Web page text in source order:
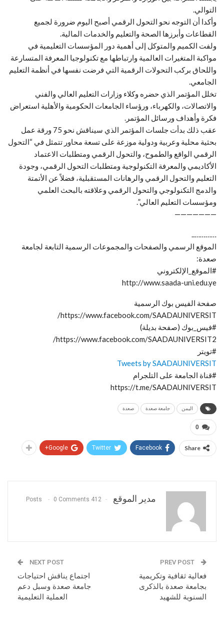
التوالي.
وأكدا أن التوجه نحو التحول الرقمي أصبح اليوم ضرورة لجميع
القطاعات وأبرزها الصحة والتعليم والخدمات المالية.
ولفت الكميم والمتوكل إلى أهمية دور المؤسسات التعليمية في
مواكبة المتغيرات العالمية وارتباطها مع تكنولوجيا المعرفة المتسارعة
واللحاق بركب التحولات الرقمية التي فرضت نفسها في أنظمة التعليم
الجامعي.
تخلل المؤتمر الذي حضره وكلاء وزارات التعليم العالي والفني
والاتصالات، والكهرباء، ورؤساء الجامعات الحكومية والأهلية استعراض
فكرة وأهداف ورسائل المؤتمر.
عقب ذلك بدأت جلسات المؤتمر الذي سيناقش نحو 75 ورقة عمل
بحثية محلية وعربية ودولية موزعة على تسعة محاور تتمثل في “التحول
الرقمي الواقع والطموح، والتحول الرقمي ومتطلبات الاعتماد
الأكاديمي والمعرفة التكنولوجية ومتطلبات التحول الرقمي، وجودة
التعليم والتحول الرقمي والرهانات المستقبلية، فضلاً عن الأتمتة
والدمج التكنولوجي والتحول الرقمي وعلاقته بالبحث العلمي
ومؤسسات التعليم العالي”.
———————
…………..
الموقع الرسمي والصفحات والمجموعات الرسمية التابعة لجامعة
صعدة:
#الموقع_الإلكتروني
http://www.saada-uni.edu.ye
صفحة الفيس بوك الرسمية
https://www.facebook.com/SAADAUNIVERSIT/
#فيس_بوك (صفحة بديلة)
https://www.facebook.com/SAADAUNIVERSIT2/
#تويتر
Tweets by SAADAUNIVERSIT
#قناة الجامعة على التلجرام
https://t.me/SAADAUNIVERSIT
اليمن جامعة صعدة صعدة
0
Share
Facebook
Twitter
Google+
مدير الموقع 412 Posts
0 Comments
فعالية ثقافية وتكريمية
بجامعة صعدة بالذكرى
السنوية للشهيد
NEXT POST
اجتماع يناقش احتياجات
جامعة صعدة وسبل دعم
العملية التعليمية